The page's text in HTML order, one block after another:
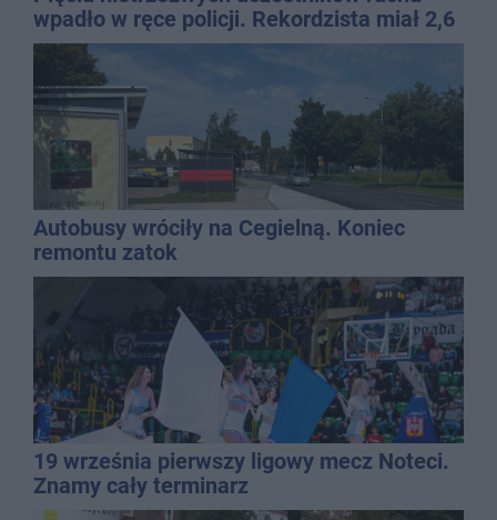
wpadło w ręce policji. Rekordzista miał 2,6
promila
Autobusy wróciły na Cegielną. Koniec
remontu zatok
19 września pierwszy ligowy mecz Noteci.
Znamy cały terminarz